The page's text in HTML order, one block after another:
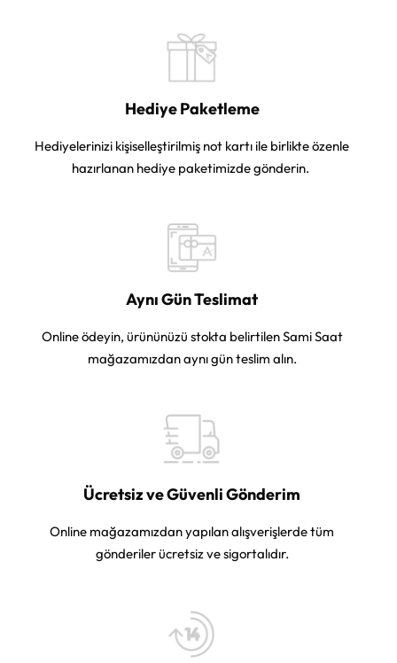
Hediye Paketleme
Hediyelerinizi kişiselleştirilmiş not kartı ile birlikte özenle
hazırlanan hediye paketimizde gönderin.
Aynı Gün Teslimat
Online ödeyin, ürününüzü stokta belirtilen Sami Saat
mağazamızdan aynı gün teslim alın.
Ücretsiz ve Güvenli Gönderim
Online mağazamızdan yapılan alışverişlerde tüm
gönderiler ücretsiz ve sigortalıdır.